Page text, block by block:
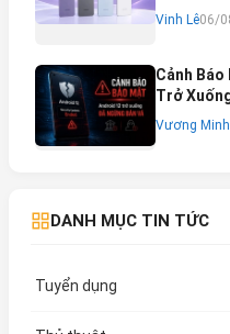
Bán Dự
Vinh Lê06/
Cảnh Báo
Trở
Rủi Ro
Khắc Phục
Vương Minh
DANH MỤC TIN TỨC
Tuyển dụng